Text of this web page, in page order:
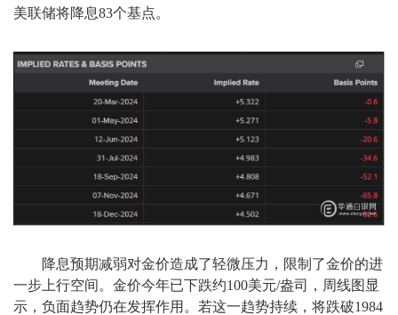
美联储将降息83个基点。
降息预期减弱对金价造成了轻微压力，限制了金价的进
一步上行空间。金价今年已下跌约100美元/盎司，周线图显
示，负面趋势仍在发挥作用。若这一趋势持续，将跌破1984